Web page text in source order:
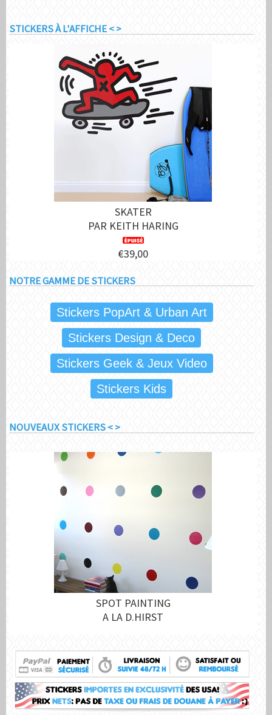
STICKERS À L'AFFICHE < >
SKATER
PAR KEITH HARING
€39,00
NOTRE GAMME DE STICKERS
Stickers PopArt & Urban Art
Stickers Design & Deco
Stickers Geek & Jeux Video
Stickers Kids
NOUVEAUX STICKERS < >
SPOT PAINTING
A LA D.HIRST